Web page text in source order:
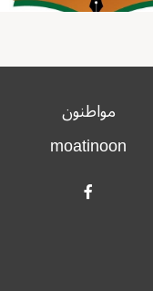
مواطنون
moatinoon